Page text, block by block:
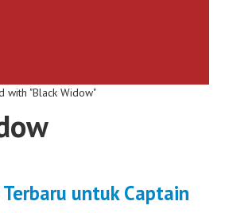
with "Black Widow"
untuk Captain